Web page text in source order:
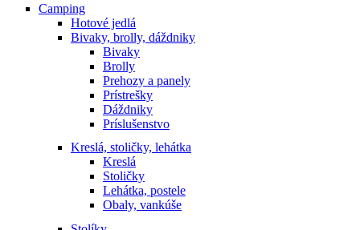
Camping
Hotové jedlá
Bivaky, brolly, dáždniky
Bivaky
Brolly
Prehozy a panely
Prístrešky
Dáždniky
Príslušenstvo
Kreslá, stoličky, lehátka
Kreslá
Stoličky
Lehátka, postele
Obaly, vankúše